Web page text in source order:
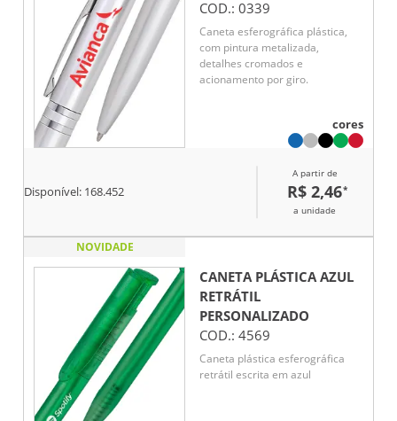
COD.: 0339
Caneta esferográfica plástica,
com pintura metalizada,
detalhes cromados e
acionamento por giro.
cores
Disponível: 168.452
A partir de
R$ 2,46*
a unidade
NOVIDADE
CANETA PLÁSTICA AZUL
RETRÁTIL
PERSONALIZADO
COD.: 4569
Caneta plástica esferográfica
retrátil escrita em azul